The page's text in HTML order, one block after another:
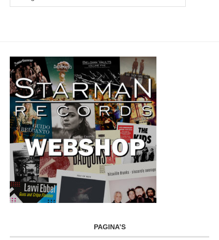
PAGINA’S